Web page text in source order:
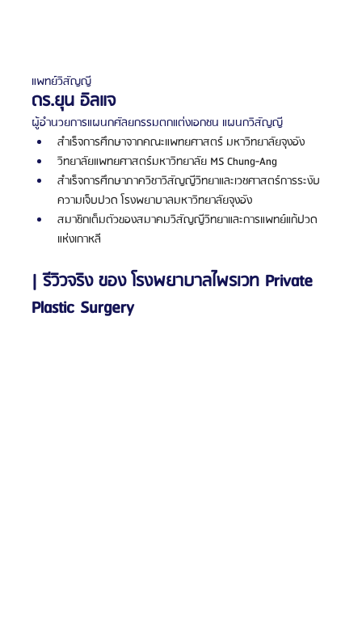
แพทย์วิสัญญี
ดร.ยุน อิลแจ
ผู้อำนวยการแผนกศัลยกรรมตกแต่งเอกชน แผนกวิสัญญี
สำเร็จการศึกษาจากคณะแพทยศาสตร์ มหาวิทยาลัยจุงอัง
วิทยาลัยแพทยศาสตร์มหาวิทยาลัย MS Chung-Ang
สำเร็จการศึกษาภาควิชาวิสัญญีวิทยาและเวชศาสตร์การระงับ
ความเจ็บปวด โรงพยาบาลมหาวิทยาลัยจุงอัง
สมาชิกเต็มตัวของสมาคมวิสัญญีวิทยาและการแพทย์แก้ปวด
แห่งเกาหลี
| รีวิวจริง ของ โรงพยาบาลไพรเวท Private
Plastic Surgery